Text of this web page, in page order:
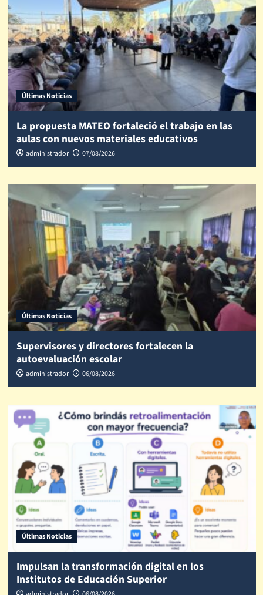
Últimas Noticias
La propuesta MATEO fortaleció el trabajo en las
aulas con nuevos materiales educativos
administrador 07/08/2026
Últimas Noticias
Supervisores y directores fortalecen la
autoevaluación escolar
administrador 06/08/2026
Últimas Noticias
Impulsan la transformación digital en los
Institutos de Educación Superior